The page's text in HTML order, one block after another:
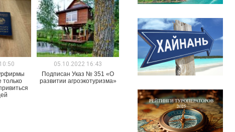
только
05.10.2022 16:43
Подписан Указ № 351 «О
развитии агроэкотуризма»